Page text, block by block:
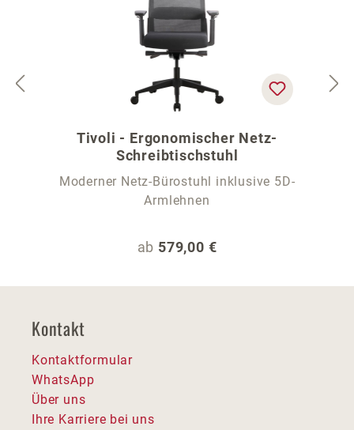
Tivoli - Ergonomischer Netz-
Schreibtischstuhl
Moderner Netz-Bürostuhl inklusive 5D-
Armlehnen
Regulärer Preis:
ab 579,00 €
Kontakt
Kontaktformular
WhatsApp
Über uns
Ihre Karriere bei uns